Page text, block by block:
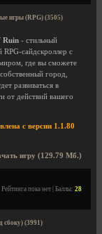
игры (RPG) (3505)
Ruin - стильный
RPG-сайдскроллер с
где вы сможете
город,
развиваться в
от действий вашего
с версии 1.1.80
игру (129.79 Мб.)
Рейтинга пока нет | Баллы: 28
сбоку) (3991)